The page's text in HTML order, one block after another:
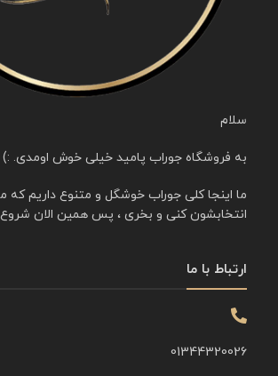
سلام
به فروشگاه جوراب پامید خیلی خوش اومدی. :)
ما اینجا کلی جوراب خوشگل و متنوع داریم که
انتخابشون کنی و بخری ، پس همین الان
ارتباط با ما
01344320026